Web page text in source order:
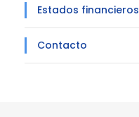
Estados financieros
Contacto